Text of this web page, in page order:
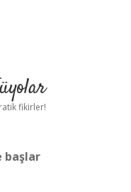
fikirler!
başlar